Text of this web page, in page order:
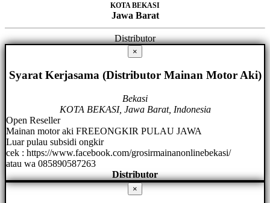
KOTA BEKASI
Jawa Barat
Distributor
×
Syarat Kerjasama (Distributor Mainan Motor Aki)
Bekasi
KOTA BEKASI, Jawa Barat, Indonesia
Open Reseller
Mainan motor aki FREEONGKIR PULAU JAWA
Luar pulau subsidi ongkir
cek : https://www.facebook.com/grosirmainanonlinebekasi/
atau wa 085890587263
Distributor
×